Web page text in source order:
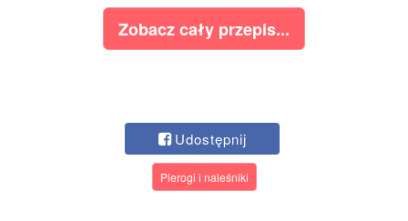
Zobacz cały przepis...
Udostępnij
Pierogi i naleśniki